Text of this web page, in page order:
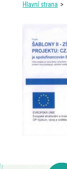
Hlavní strana